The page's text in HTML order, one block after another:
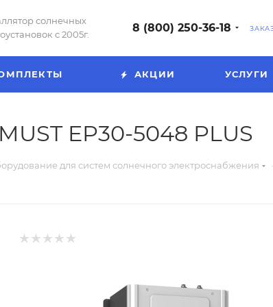
солнечных
с 2005г.
8 (800) 250-36-18
АКЦИИ УСЛУГИ
EP30-5048 PLUS
для систем солнечного электроснабжения